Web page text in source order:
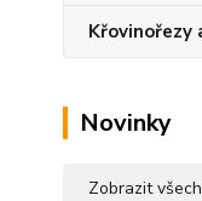
Křovinořezy
Novinky
Zobrazit